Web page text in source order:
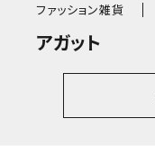
ファッション雑貨
アガット